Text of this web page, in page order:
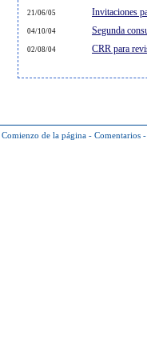
21/06/05 Invitaciones
04/10/04 Segunda
02/08/04 CRR para
Comienzo de la página - Comentarios -